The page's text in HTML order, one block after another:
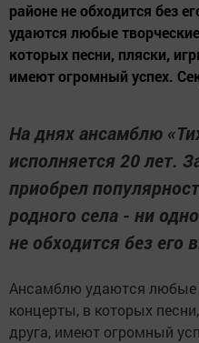
районе не обходится без
удаются любые
которых песни, пляски,
имеют огромный успех.
На днях ансамблю
исполняется 20 лет.
приобрел
родного села - ни
не обходится без его
Ансамблю удаются любые
концерты, в которых
друга, имеют огромный